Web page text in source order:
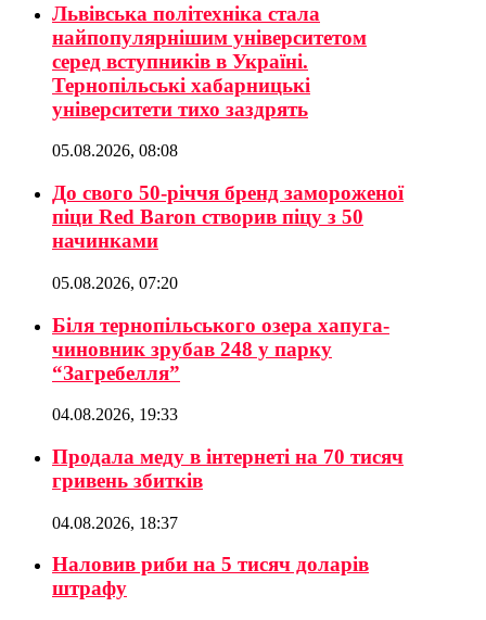
Львівська політехніка стала
найпопулярнішим університетом
серед вступників в Україні.
Тернопільські хабарницькі
університети тихо заздрять
05.08.2026, 08:08
До свого 50-річчя бренд замороженої
піци Red Baron створив піцу з 50
начинками
05.08.2026, 07:20
Біля тернопільського озера хапуга-
чиновник зрубав 248 у парку
“Загребелля”
04.08.2026, 19:33
Продала меду в інтернеті на 70 тисяч
гривень збитків
04.08.2026, 18:37
Наловив риби на 5 тисяч доларів
штрафу